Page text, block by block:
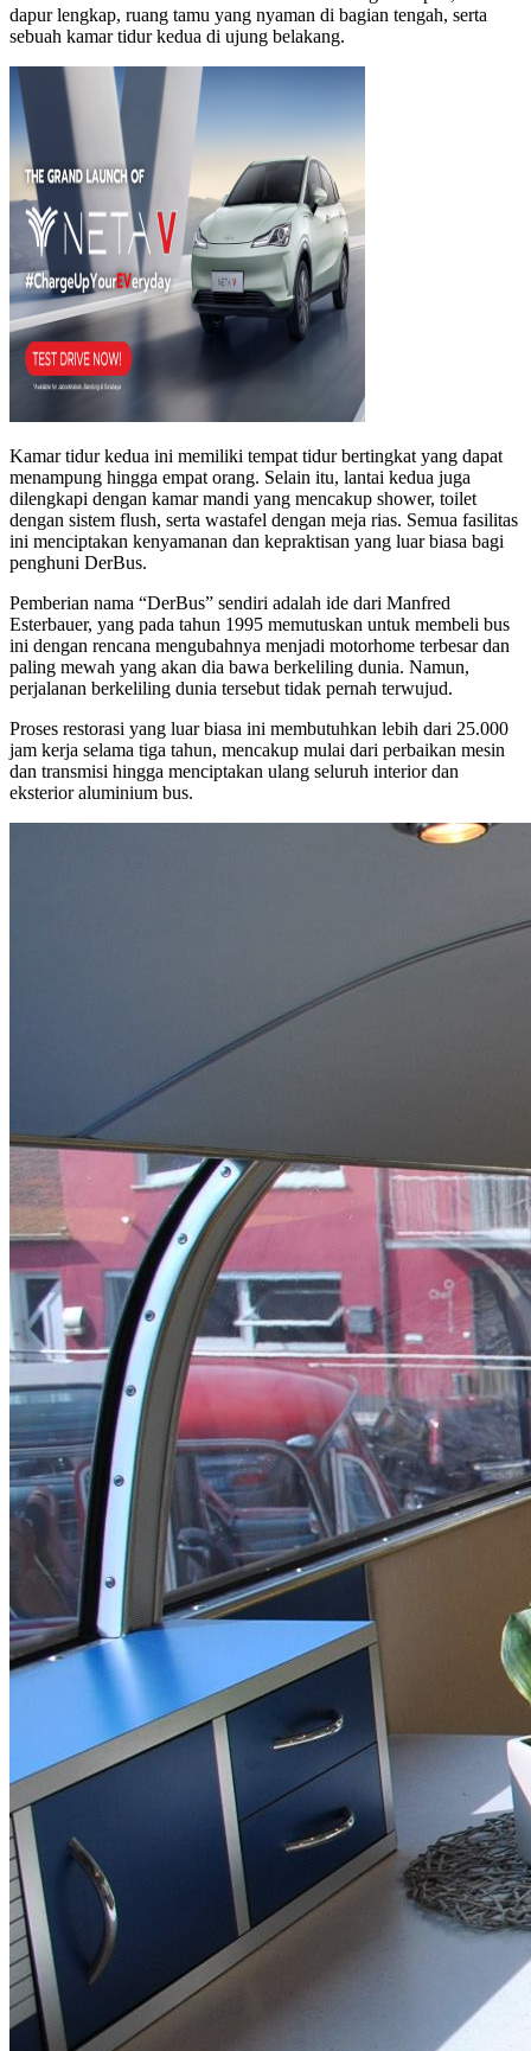
dapur lengkap, ruang tamu yang nyaman di bagian tengah, serta
sebuah kamar tidur kedua di ujung belakang.
Kamar tidur kedua ini memiliki tempat tidur bertingkat yang dapat
menampung hingga empat orang. Selain itu, lantai kedua juga
dilengkapi dengan kamar mandi yang mencakup shower, toilet
dengan sistem flush, serta wastafel dengan meja rias. Semua fasilitas
ini menciptakan kenyamanan dan kepraktisan yang luar biasa bagi
penghuni DerBus.
Pemberian nama “DerBus” sendiri adalah ide dari Manfred
Esterbauer, yang pada tahun 1995 memutuskan untuk membeli bus
ini dengan rencana mengubahnya menjadi motorhome terbesar dan
paling mewah yang akan dia bawa berkeliling dunia. Namun,
perjalanan berkeliling dunia tersebut tidak pernah terwujud.
Proses restorasi yang luar biasa ini membutuhkan lebih dari 25.000
jam kerja selama tiga tahun, mencakup mulai dari perbaikan mesin
dan transmisi hingga menciptakan ulang seluruh interior dan
eksterior aluminium bus.